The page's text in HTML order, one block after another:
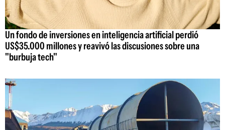
Un fondo de inversiones en inteligencia artificial perdió
US$35.000 millones y reavivó las discusiones sobre una
"burbuja tech"